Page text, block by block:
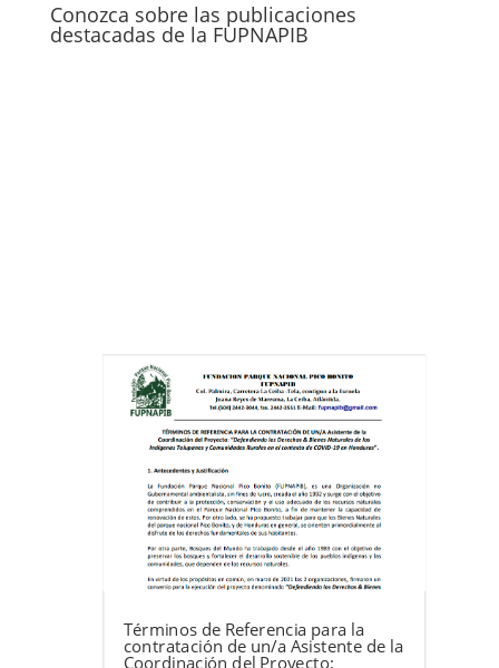
Conozca sobre las publicaciones
destacadas de la FUPNAPIB
Términos de Referencia para la
contratación de un/a Asistente de la
Coordinación del Proyecto: